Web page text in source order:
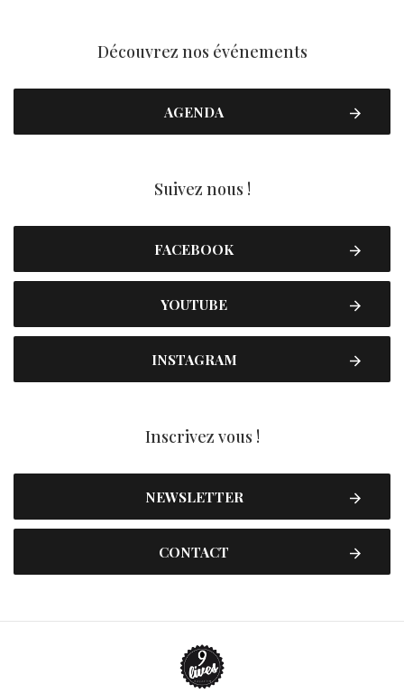
Découvrez nos événements
AGENDA
Suivez nous !
FACEBOOK
YOUTUBE
INSTAGRAM
Inscrivez vous !
NEWSLETTER
CONTACT